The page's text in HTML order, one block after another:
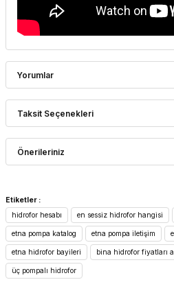
Yorumlar
Bu ürüne ilk
Taksit Seçenekleri
Önerileriniz
konularda yetersiz gördüğünüz
kullanarak tarafımıza iletebilirsiniz.
Görüş ve önerileriniz için teşekkür
Ürün resmi kalitesiz, bozuk veya
Etiketler :
hidrofor hesabı
en sessiz hidrofor hangisi
etna pompa katalog etna pompa iletişim
etna hidrofor bayileri bina hidrofor fiyatları
üç pompalı hidrofor